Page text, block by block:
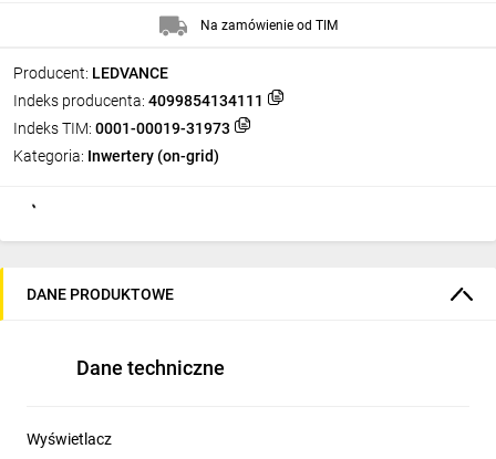
Producent: LEDVANCE
Indeks producenta: 4099854134111
Indeks TIM: 0001-00019-31973
Kategoria: Inwertery (on-grid)
Na zamówienie od TIM
DANE PRODUKTOWE
Dane techniczne
Wyświetlacz